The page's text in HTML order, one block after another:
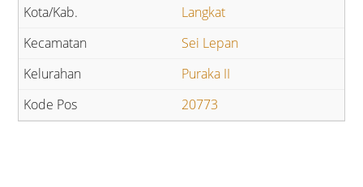
Langkat
Sei Lepan
Puraka II
20773